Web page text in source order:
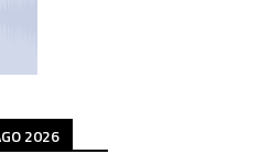
2026